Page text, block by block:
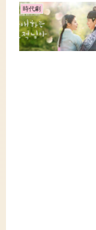
時代劇